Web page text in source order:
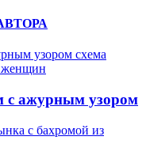
ажурным узором